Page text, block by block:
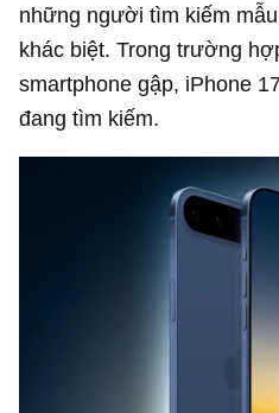
những người tìm kiếm
khác biệt. Trong trường
smartphone gập, iPhone
đang tìm kiếm.